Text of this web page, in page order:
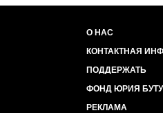
О НАС
КОНТАКТНАЯ
ПОДДЕРЖАТЬ
ФОНД ЮРИЯ
РЕКЛАМА